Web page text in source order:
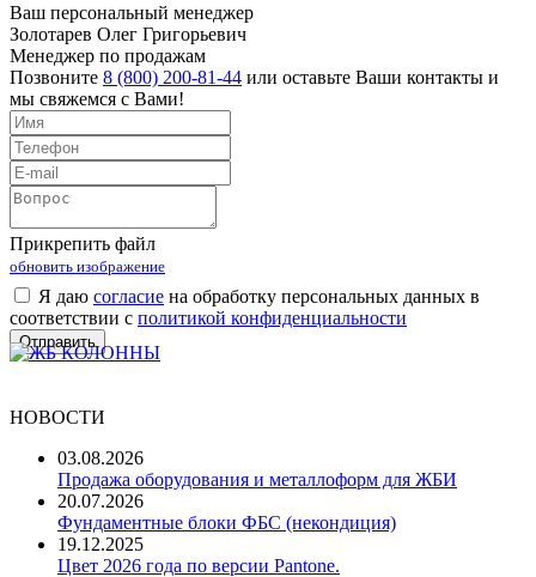
Ваш персональный менеджер
Золотарев Олег Григорьевич
Менеджер по продажам
Позвоните 8 (800) 200-81-44 или оставьте Ваши контакты и
мы свяжемся с Вами!
Прикрепить файл
обновить изображение
Я даю согласие на обработку персональных данных в
соответствии с политикой конфиденциальности
НОВОСТИ
03.08.2026
Продажа оборудования и металлоформ для ЖБИ
20.07.2026
Фундаментные блоки ФБС (некондиция)
19.12.2025
Цвет 2026 года по версии Pantone.